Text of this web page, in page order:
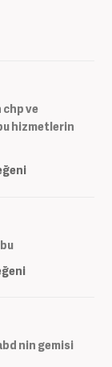
chp ve
hizmetlerin
nin gemisi